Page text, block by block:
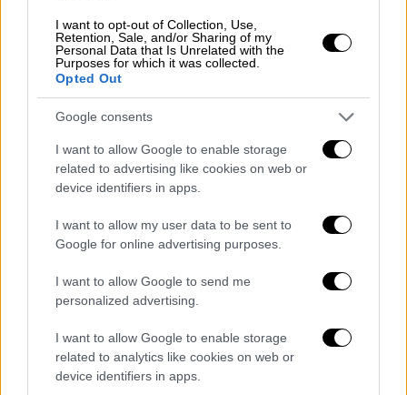
I want to opt-out of Collection, Use,
Retention, Sale, and/or Sharing of my
Personal Data that Is Unrelated with the
Purposes for which it was collected.
Opted Out
Google consents
I want to allow Google to enable storage
related to advertising like cookies on web or
device identifiers in apps.
I want to allow my user data to be sent to
Google for online advertising purposes.
I want to allow Google to send me
personalized advertising.
I want to allow Google to enable storage
related to analytics like cookies on web or
device identifiers in apps.
«Από εκεί και πέρα, συζητήσαμε για την
ευρύτερη αμυντική μας συνεργασία, για τις
κοινές ασκήσεις μεταξύ των
Δημοκρατίας, αλλά είχα και την ευκαιρία να
προσκαλέσω τη Σαουδική Αραβία να
συμμετάσχει στο νέο οικοσύστημα
καινοτομίας και αμυντικών βιομηχανιών και
επιχειρήσεων που οργανώνουμε στην
Ελλάδα. Πιστεύω ότι υπάρχει πολύ μεγάλο
έδαφος περαιτέρω σύσφιξης των σχέσεων